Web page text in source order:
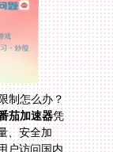
制怎么办？
茄加速器凭
借全球节点分布、多平台支持、稳定无限流量、安全加
密、专业售后等核心优势，能完美解决海外用户访问国内
平台的难题。无论是阿里巴巴购物、央视影音追剧还是B